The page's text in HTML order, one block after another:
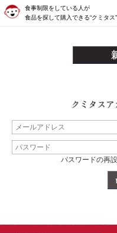
食事制限をしている人が
食品を探して購入できる“クミタス”
パスワードの再